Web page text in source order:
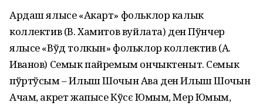
Ардаш ялысе «Акарт» фольклор калык
коллектив (В. Хамитов вуйлата) ден Пўнчер
ялысе «Вўд толкын» фольклор коллектив (А.
Иванов) Семык пайремым ончыктеныт. Семык
пўртўсым – Илыш Шочын Ава ден Илыш Шочын
Ачам, акрет жапысе Кўсє Юмым, Мер Юмым,